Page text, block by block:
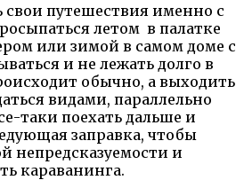
свои путешествия именно с
летом в палатке
или зимой в самом доме с
и не лежать долго в
обычно, а выходить
видами, параллельно
таки поехать дальше и
заправка, чтобы
непредсказуемости и
караванинга.